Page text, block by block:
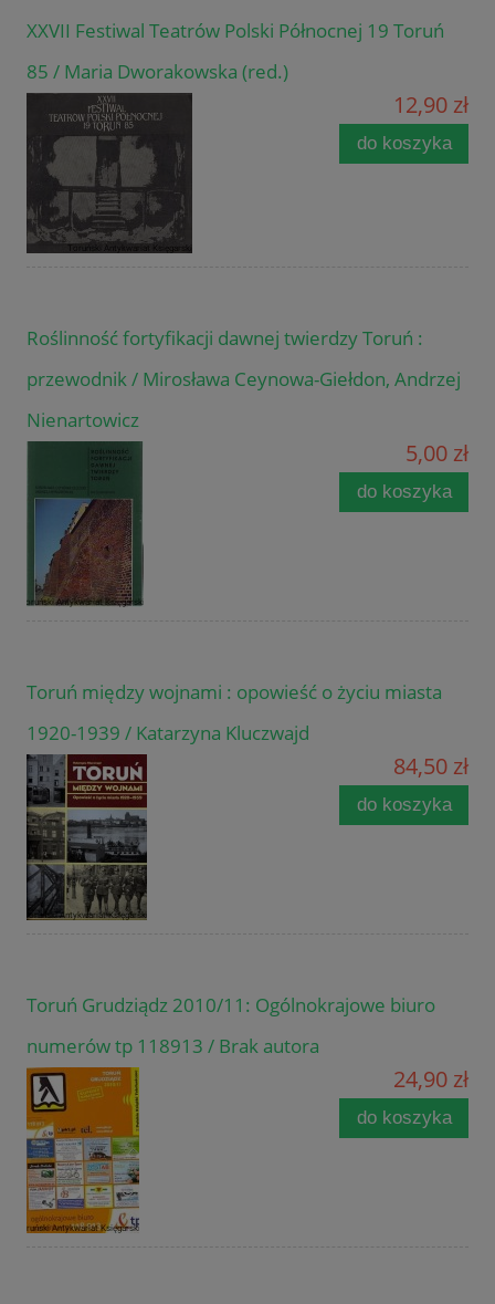
XXVII Festiwal Teatrów Polski Północnej 19 Toruń
85 / Maria Dworakowska (red.)
12,90 zł
do koszyka
Roślinność fortyfikacji dawnej twierdzy Toruń :
przewodnik / Mirosława Ceynowa-Giełdon, Andrzej
Nienartowicz
5,00 zł
do koszyka
Toruń między wojnami : opowieść o życiu miasta
1920-1939 / Katarzyna Kluczwajd
84,50 zł
do koszyka
Toruń Grudziądz 2010/11: Ogólnokrajowe biuro
numerów tp 118913 / Brak autora
24,90 zł
do koszyka